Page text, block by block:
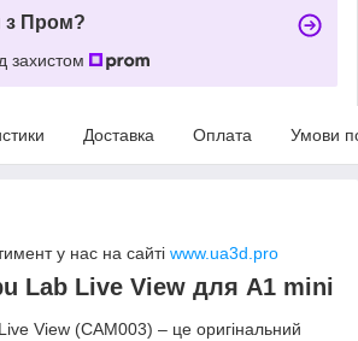
з Пром?
захистом
Доставка Оплата Умови
у нас на сайті www.ua3d.pro
Lab Live View для A1 mini
View (CAM003) – це оригінальний